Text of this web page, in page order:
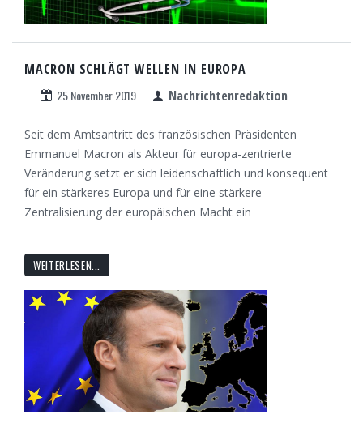
MACRON SCHLÄGT WELLEN IN EUROPA
25 November 2019 Nachrichtenredaktion
Seit dem Amtsantritt des französischen Präsidenten
Emmanuel Macron als Akteur für europa-zentrierte
Veränderung setzt er sich leidenschaftlich und konsequent
für ein stärkeres Europa und für eine stärkere
Zentralisierung der europäischen Macht ein
WEITERLESEN...